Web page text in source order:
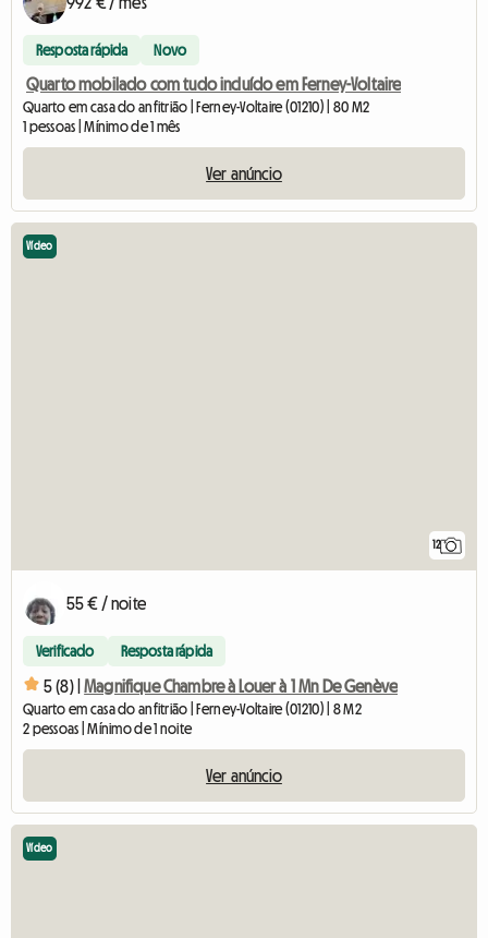
Resposta rápida Novo
Quarto mobilado com tudo incluído em Ferney-Voltaire
Quarto em casa do anfitrião | Ferney-Voltaire (01210) | 80 M2
1 pessoas | Mínimo de 1 mês
Ver anúncio
12
Vídeo
55 € / noite
Verificado Resposta rápida
5 (8) | Magnifique Chambre à Louer à 1 Mn De Genève
Quarto em casa do anfitrião | Ferney-Voltaire (01210) | 8 M2
2 pessoas | Mínimo de 1 noite
Ver anúncio
Vídeo